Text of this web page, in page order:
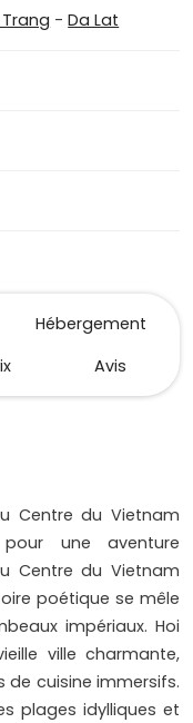
-Da Lat
Hébergement
Avis
Centre du Vietnam
une aventure
Centre du Vietnam
poétique se mêle
impériaux. Hoi
ville charmante,
cuisine immersifs.
plages idylliques et